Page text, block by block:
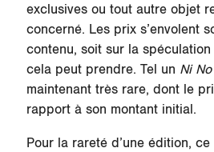
exclusives ou tout autre objet
concerné. Les prix s’envolent
contenu, soit sur la
cela peut prendre. Tel un Ni
maintenant très rare, dont le
rapport à son montant initial.
Pour la rareté d’une édition,